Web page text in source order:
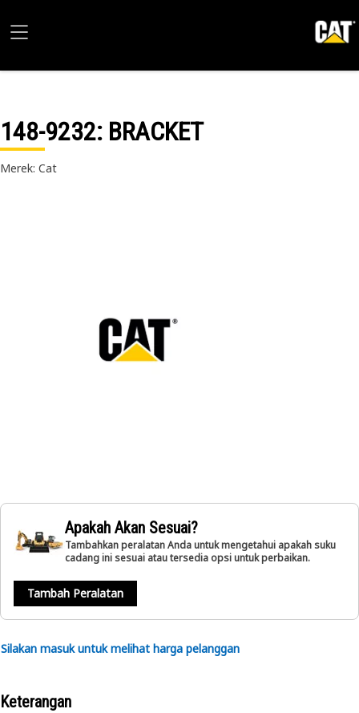
148-9232: BRACKET
Merek: Cat
Apakah Akan Sesuai?
Tambahkan peralatan Anda untuk mengetahui apakah suku
cadang ini sesuai atau tersedia opsi untuk perbaikan.
Tambah Peralatan
Silakan masuk untuk melihat harga pelanggan
Keterangan